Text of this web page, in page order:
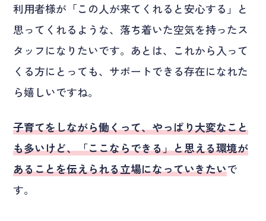
利用者様が「この人が来てくれると安心する」と
思ってくれるような、落ち着いた空気を持ったス
タッフになりたいです。あとは、これから入って
くる方にとっても、サポートできる存在になれた
ら嬉しいですね。
子育てをしながら働くって、やっぱり大変なこと
も多いけど、「ここならできる」と思える環境が
あることを伝えられる立場になっていきたいで
す。